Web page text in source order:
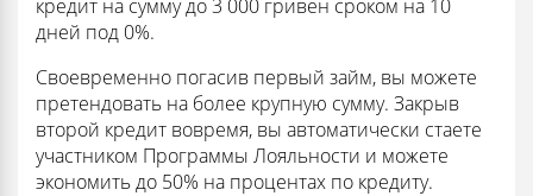
кредит на сумму до 3 000 гривен сроком на 10
дней под 0%.
Своевременно погасив первый займ, вы можете
претендовать на более крупную сумму. Закрыв
второй кредит вовремя, вы автоматически стаете
участником Программы Лояльности и можете
экономить до 50% на процентах по кредиту.